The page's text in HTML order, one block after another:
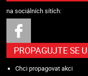
na sociálních sítích:
PROPAGUJTE SE
Chci propagovat akci